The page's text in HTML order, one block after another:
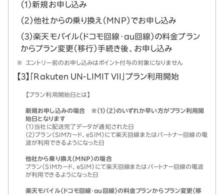
（1）新規お申し込み
（2）他社からの乗り換え（MNP）でお申し込み
（3）楽天モバイル（ドコモ回線・au回線）の料金プラン
からプラン変更（移行）手続き後、お申し込み
※ エントリー前のお申し込みはポイント付与の対象になりません
【3】「Rakuten UN-LIMIT VII」プラン利用開始
【プラン利用開始日とは】
新規お申し込みの場合 ※（1）（2）のいずれか早い方がプラン利用開
始日となります
（1）当社に配送完了データが通知された日
（2）プラン（SIMカード、eSIM）にて楽天回線またはパートナー回線の電
波が利用できるようになった日
他社から乗り換え（MNP）の場合
プラン（SIMカード、eSIM）にて楽天回線またはパートナー回線の電波
が利用できるようになった日
楽天モバイル（ドコモ回線・au回線）の料金プランからプラン変更（移